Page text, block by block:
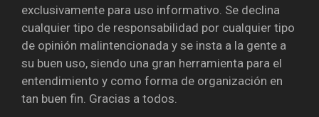
exclusivamente para uso informativo. Se declina
cualquier tipo de responsabilidad por cualquier tipo
de opinión malintencionada y se insta a la gente a
su buen uso, siendo una gran herramienta para el
entendimiento y como forma de organización en
tan buen fin. Gracias a todos.